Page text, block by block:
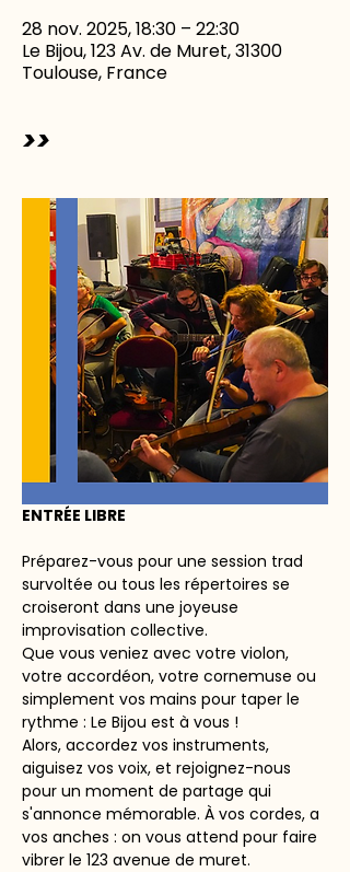
28 nov. 2025, 18:30 – 22:30
Le Bijou, 123 Av. de Muret, 31300
Toulouse, France
>>
ENTRÉE LIBRE
Préparez-vous pour une session trad
survoltée ou tous les répertoires se
croiseront dans une joyeuse
improvisation collective.
Que vous veniez avec votre violon,
votre accordéon, votre cornemuse ou
simplement vos mains pour taper le
rythme : Le Bijou est à vous !
Alors, accordez vos instruments,
aiguisez vos voix, et rejoignez-nous
pour un moment de partage qui
s'annonce mémorable. À vos cordes, a
vos anches : on vous attend pour faire
vibrer le 123 avenue de muret.